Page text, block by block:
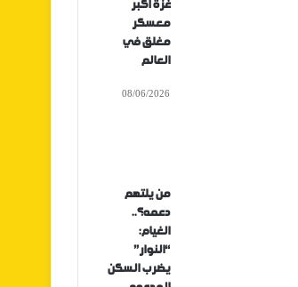
غزة أكبر
معسكر
مغلق في
العالم
08/06/2026
من يلتهم
دعمه؟..
الغيام:
“النوار”
يضرب السكن